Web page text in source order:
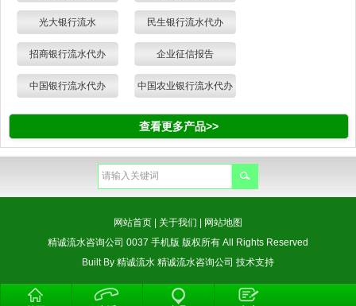
光大银行流水 民生银行流水代办
招商银行流水代办 企业征信报告
中国银行流水代办 中国农业银行流水代办
查看更多产品>>
网站首页 关于我们
网站地图
精诚流水咨询公司 0037 手机版 版权所有 All Rights Reserved
Built By 精诚流水 精诚流水咨询公司 技术支持